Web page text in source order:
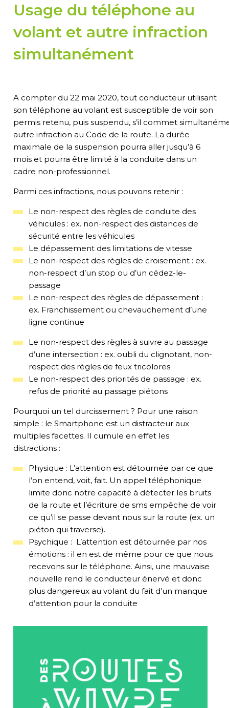
Usage du téléphone au
volant et autre infraction
simultanément
A compter du 22 mai 2020, tout conducteur utilisant
son téléphone au volant est susceptible de voir son
permis retenu, puis suspendu,s’il commet
autre infraction au Code de la route. La durée
maximale de la suspension pourra aller jusqu’à 6
moiset pourra être limité à la conduite dans un
cadre non-professionnel.
Parmi ces infractions, nous pouvons retenir :
Le non-respect des règles de conduite des
véhicules: ex. non-respectdes distances de
sécurité entre les véhicules
Le dépassement des limitations de vitesse
Le non-respect des règles de croisement: ex.
non-respectd’un stop ou d’un cédez-le-
passage
Le non-respect des règles de dépassement :
ex. Franchissement ou chevauchement d’une
ligne continue
Le non-respect des règles à suivre au passage
d’une intersection : ex. oubli du clignotant, non-
respect des règles de feux tricolores
Le non-respect des priorités de passage : ex.
refus de priorité au passage piétons
Pourquoi un tel durcissement ? Pour une raison
simple : le Smartphone est un distracteur aux
multiples facettes. Il cumule en effet les
distractions:
Physique : L’attention est détournée par ce que
l’on entend, voit, fait. Un appel téléphonique
limite donc notre capacité à détecter les bruits
de la route et l’écriture de sms empêche de voir
ce qu’il se passe devant nous sur la route (ex. un
piéton qui traverse).
Psychique : L’attention est détournée par nos
émotions : il en est de même pource que nous
recevons sur le téléphone. Ainsi, une mauvaise
nouvelle rend le conducteur énervé et donc
plus dangereux au volant du fait d’un manque
d’attention pour la conduite